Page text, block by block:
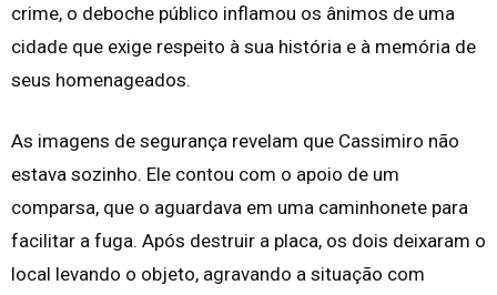
crime, o deboche público inflamou os ânimos de uma
cidade que exige respeito à sua história e à memória de
seus homenageados.
As imagens de segurança revelam que Cassimiro não
estava sozinho. Ele contou com o apoio de um
comparsa, que o aguardava em uma caminhonete para
facilitar a fuga. Após destruir a placa, os dois deixaram o
local levando o objeto, agravando a situação com